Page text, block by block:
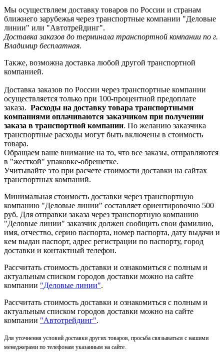
Мы осуществляем доставку товаров по России и странам
ближнего зарубежья через транспортные компании "Деловые
линии" или "Автотрейдинг".
Доставка заказов до терминала транспортной компании по г.
Владимир бесплатная.
Также, возможна доставка любой другой транспортной
компанией.
Доставка заказов по России через транспортные компании
осуществляется только при 100-процентной предоплате
заказа. Расходы на доставку товара транспортными
компаниями оплачиваются заказчиком при получении
заказа в транспортной компании. По желанию заказчика
транспортные расходы могут быть включены в стоимость
товара.
Обращаем ваше внимание на то, что все заказы, отправляются
в "жесткой" упаковке-обрешетке.
Учитывайте это при расчете стоимости доставки на сайтах
транспортных компаний.
Минимальная стоимость доставки через транспортную
компанию "Деловые линии" составляет ориентировочно 500
руб. Для отправки заказа через транспортную компанию
"Деловые линии" заказчик должен сообщить свои фамилию,
имя, отчество, серию паспорта, номер паспорта, дату выдачи и
кем выдан паспорт, адрес регистрации по паспорту, город
доставки и контактный телефон.
Рассчитать стоимость доставки и ознакомиться с полным и
актуальным списком городов доставки можно на сайте
компании "Деловые линии".
Рассчитать стоимость доставки и ознакомиться с полным и
актуальным списком городов доставки можно на сайте
компании "Автотрейдинг".
Для уточнения условий доставки других товаров, просьба связываться с нашими
менеджерами по телефонам указанным на сайте.